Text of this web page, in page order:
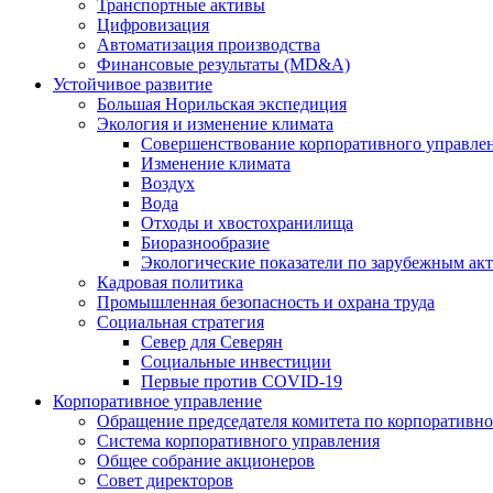
Транспортные активы
Цифровизация
Автоматизация производства
Финансовые результаты (MD&A)
Устойчивое развитие
Большая Норильская экспедиция
Экология и изменение климата
Совершенствование корпоративного
Изменение климата
Воздух
Вода
Отходы и хвостохранилища
Биоразнообразие
Экологические показатели по зарубежным
Кадровая политика
Промышленная безопасность и охрана труда
Социальная стратегия
Север для Северян
Социальные инвестиции
Первые против COVID‑19
Корпоративное управление
Обращение председателя комитета по
Система корпоративного управления
Общее собрание акционеров
Совет директоров